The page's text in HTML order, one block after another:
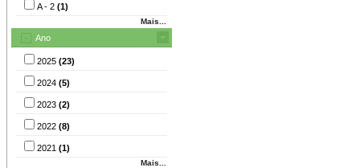
A - 2 (1)
Mais...
Ano
2025 (23)
2024 (5)
2023 (2)
2022 (8)
2021 (1)
Mais...